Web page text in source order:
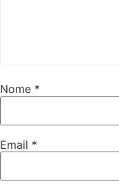
Nome *
Email *